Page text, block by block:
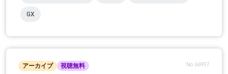
GX
アーカイブ 視聴無料 No.66997